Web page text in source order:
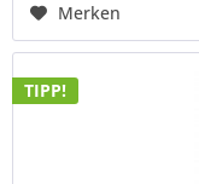
Merken
TIPP!